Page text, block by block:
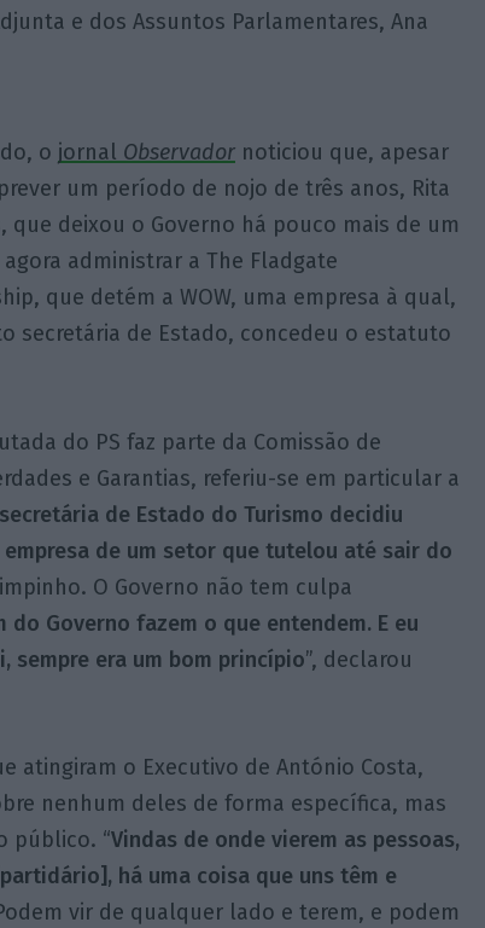
e dos Assuntos Parlamentares, Ana
o jornal Observadornoticiou que, apesar
um período de nojo de três anos, Rita
que deixou o Governo há pouco mais de um
agora administrar a The Fladgate
que detém a WOW, uma empresa à qual,
secretária de Estado, concedeu o estatuto
do PS faz parte da Comissão de
e Garantias, referiu-se em particular a
de Estado do Turismo decidiu
de um setor que tutelou até sair do
O Governo não tem culpa
do Governo fazem o que entendem. E eu
sempre era um bom princípio”, declarou
atingiram o Executivo de António Costa,
nenhum deles de forma específica, mas
público. “Vindas de onde vierem as pessoas,
há uma coisa que uns têm e
vir de qualquer lado e terem, e podem